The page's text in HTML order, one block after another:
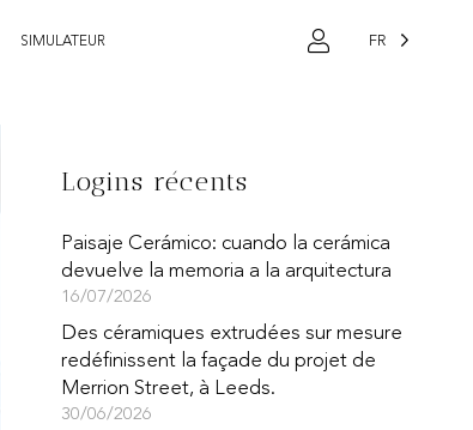
SIMULATEUR FR
Logins récents
Paisaje Cerámico: cuando la cerámica
devuelve la memoria a la arquitectura
16/07/2026
Des céramiques extrudées sur mesure
redéfinissent la façade du projet de
Merrion Street, à Leeds.
30/06/2026